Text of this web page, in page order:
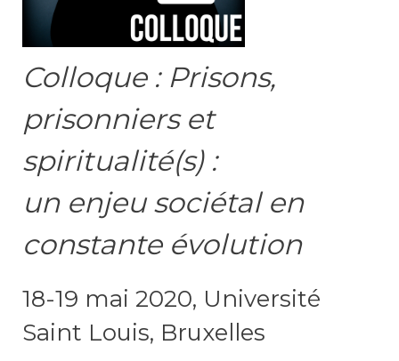
Colloque : Prisons,
prisonniers et
spiritualité(s) :
un enjeu sociétal en
constante évolution
18-19 mai 2020, Université
Saint Louis, Bruxelles